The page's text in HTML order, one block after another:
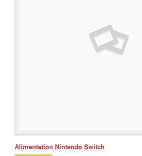
Alimentation Nintendo Switch